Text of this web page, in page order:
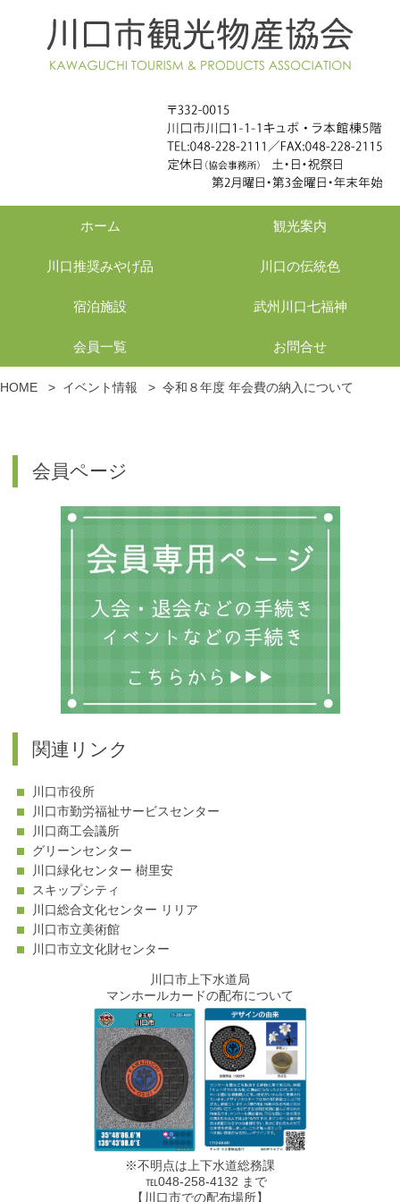
ホーム 観光案内
川口推奨みやげ品 川口の伝統色
宿泊施設 武州川口七福神
会員一覧 お問合せ
HOME > イベント情報 > 令和８年度 年会費の納入について
会員ページ
関連リンク
川口市役所
川口市勤労福祉サービスセンター
川口商工会議所
グリーンセンター
川口緑化センター 樹里安
スキップシティ
川口総合文化センター リリア
川口市立美術館
川口市立文化財センター
川口市上下水道局
マンホールカードの配布について
※不明点は上下水道総務課
℡048-258-4132 まで
【川口市での配布場所】